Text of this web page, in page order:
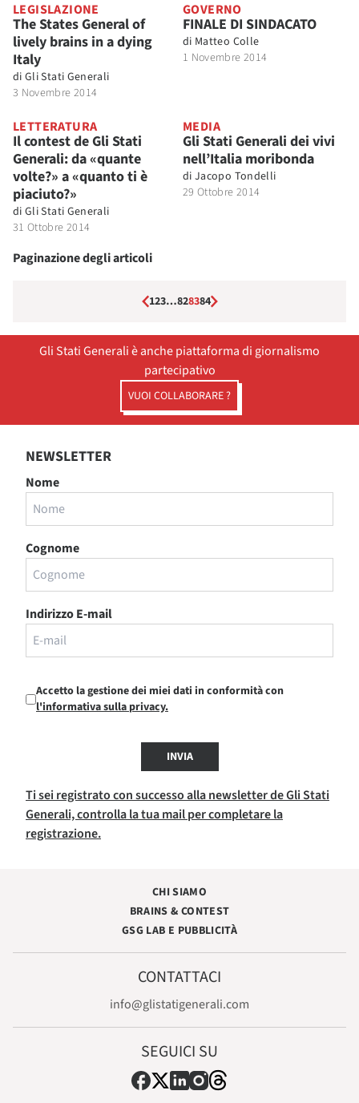
LEGISLAZIONE
The States General of
lively brains in a dying
Italy
di Gli Stati Generali
3 Novembre 2014
GOVERNO
FINALE DI SINDACATO
di Matteo Colle
1 Novembre 2014
LETTERATURA
Il contest de Gli Stati
Generali: da «quante
volte?» a «quanto ti è
piaciuto?»
di Gli Stati Generali
31 Ottobre 2014
MEDIA
Gli Stati Generali dei vivi
nell’Italia moribonda
di Jacopo Tondelli
29 Ottobre 2014
Paginazione degli articoli
123…828384
Gli Stati Generali è anche piattaforma di giornalismo
partecipativo
VUOI COLLABORARE ?
NEWSLETTER
Nome
Cognome
Indirizzo E-mail
Accetto la gestione dei miei dati in conformità con
l'informativa sulla privacy.
INVIA
Ti sei registrato con successo alla newsletter de Gli Stati
Generali, controlla la tua mail per completare la
registrazione.
CHI SIAMO
BRAINS & CONTEST
GSG LAB E PUBBLICITÀ
CONTATTACI
info@glistatigenerali.com
SEGUICI SU